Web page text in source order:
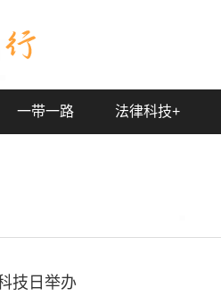
一带一路 法律科技+
技日举办